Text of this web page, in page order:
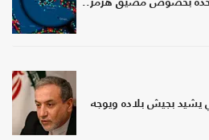
بخصوص مضيق هرمز..
يشيد بجيش بلاده ويوجه